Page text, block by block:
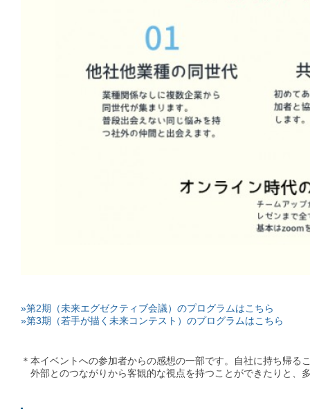
»第2期（未来エグゼクティブ会議）のプログラムはこちら
»第3期（若手が描く未来コンテスト）のプログラムはこちら
＊本イベントへの参加者からの感想の一部です。自社に持ち帰
外部とのつながりから客観的な視点を持つことができたりと、